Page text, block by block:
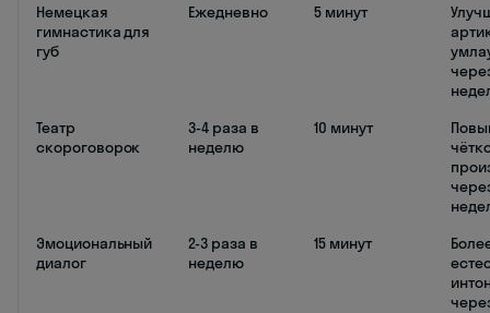
Немецкая
гимнастика для
губ
Ежедневно 5 минут
Театр
скороговорок
3-4 раза в
неделю
10 минут
Эмоциональный
диалог
2-3 раза в
неделю
15 минут